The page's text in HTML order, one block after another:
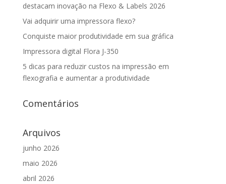
destacam inovação na Flexo & Labels 2026
Vai adquirir uma impressora flexo?
Conquiste maior produtividade em sua gráfica
Impressora digital Flora J-350
5 dicas para reduzir custos na impressão em
flexografia e aumentar a produtividade
Comentários
Arquivos
junho 2026
maio 2026
abril 2026